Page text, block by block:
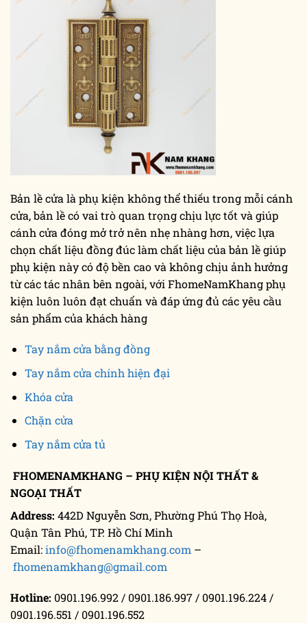
Bản lề cửa là phụ kiện không thể thiếu trong mỗi cánh
cửa, bản lề có vai trò quan trọng chịu lực tốt và giúp
cánh cửa đóng mở trở nên nhẹ nhàng hơn, việc lựa
chọn chất liệu đồng đúc làm chất liệu của bản lề giúp
phụ kiện này có độ bền cao và không chịu ảnh hưởng
từ các tác nhân bên ngoài, với FhomeNamKhang phụ
kiện luôn luôn đạt chuẩn và đáp ứng đủ các yêu cầu
sản phẩm của khách hàng
Tay nắm cửa bằng đồng
Tay nắm cửa chính hiện đại
Khóa cửa
Chặn cửa
Tay nắm cửa tủ
FHOMENAMKHANG – PHỤ KIỆN NỘI THẤT &
NGOẠI THẤT
Address: 442D Nguyễn Sơn, Phường Phú Thọ Hoà,
Quận Tân Phú, TP. Hồ Chí Minh
Email:info@fhomenamkhang.com –
fhomenamkhang@gmail.com
Hotline: 0901.196.992 / 0901.186.997 / 0901.196.224 /
0901.196.551 / 0901.196.552